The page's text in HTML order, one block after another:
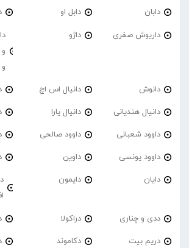
دابان دابل او
داریوش صفری داژو
دانوش دانیال اس اچ
دانیال هندیانی دانیال یارا
داوود شعبانی داوود صالحی
داوود یونسی داوین
دایان دایمون
ددی و چناری دراکولا
دریم بیت دکاموند